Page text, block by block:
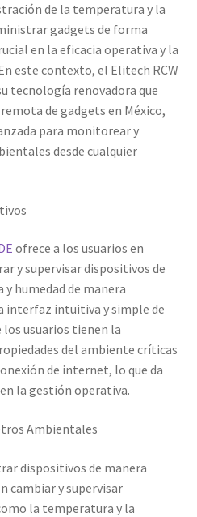
de la temperatura y la
gadgets de forma
en la eficacia operativa y la
este contexto, el Elitech RCW
tecnología renovadora que
de gadgets en México,
para monitorear y
desde cualquier
ofrece a los usuarios en
y supervisar dispositivos de
humedad de manera
interfaz intuitiva y simple de
usuarios tienen la
del ambiente críticas
de internet, lo que da
la gestión operativa.
Ambientales
dispositivos de manera
cambiar y supervisar
la temperatura y la